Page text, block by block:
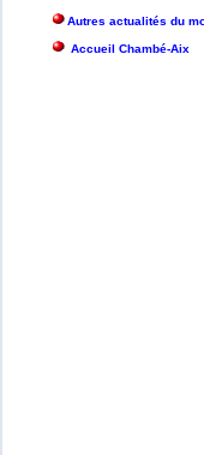
Autres actualités du
Accueil Chambé-Aix